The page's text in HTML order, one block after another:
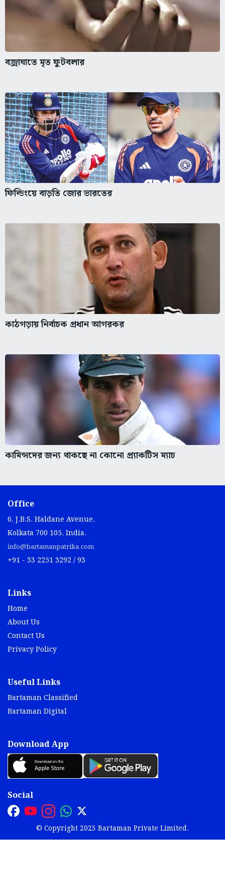
বজ্রাঘাতে মৃত ফুটবলার
ফিল্ডিংয়ে বাড়তি জোর ভারতের
কাঠগড়ায় নির্বাচক প্রধান আগরকর
কামিন্সদের জন্য থাকছে না কোনো প্র্যাকটিস ম্যাচ
Office
6, J.B.S. Haldane Avenue,
Kolkata 700 105, India.
info@bartamanpatrika.com
+91 - 33 2251 3292 / 93
Links
Home
About Us
Contact Us
Privacy Policy
Useful Links
Bartaman Classified
Bartaman Digital
Download App
Social
© Copyright 2025 Bartaman Private Limited.